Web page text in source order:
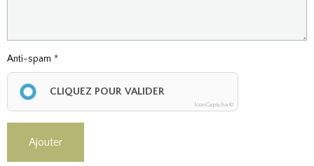
Anti-spam
CLIQUEZ POUR VALIDER
IconCaptcha ©
Ajouter